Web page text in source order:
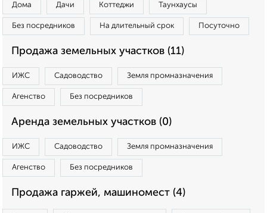
Дома Дачи Коттеджи Таунхаусы
Без посредников На длительный срок Посуточно
Продажа земельных участков (11)
ИЖС Садоводство Земля промназначения
Агенство Без посредников
Аренда земельных участков (0)
ИЖС Садоводство Земля промназначения
Агенство Без посредников
Продажа гаржей, машиномест (4)